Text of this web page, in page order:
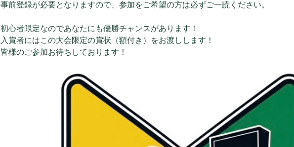
事前登録が必要となりますので、参加をご希望の方は必ずご一読ください。
初心者限定なのであなたにも優勝チャンスがあります！
入賞者にはこの大会限定の賞状（額付き）をお渡しします！
皆様のご参加お待ちしております！